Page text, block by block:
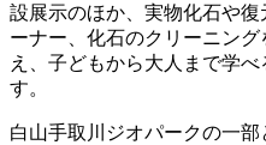
設展示のほか、実物化石や
ーナー、化石のクリーニン
え、子どもから大人まで学
す。
白山手取川ジオパークの一